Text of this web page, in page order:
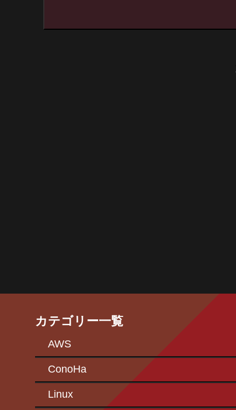
カテゴリー一覧
AWS
ConoHa
Linux